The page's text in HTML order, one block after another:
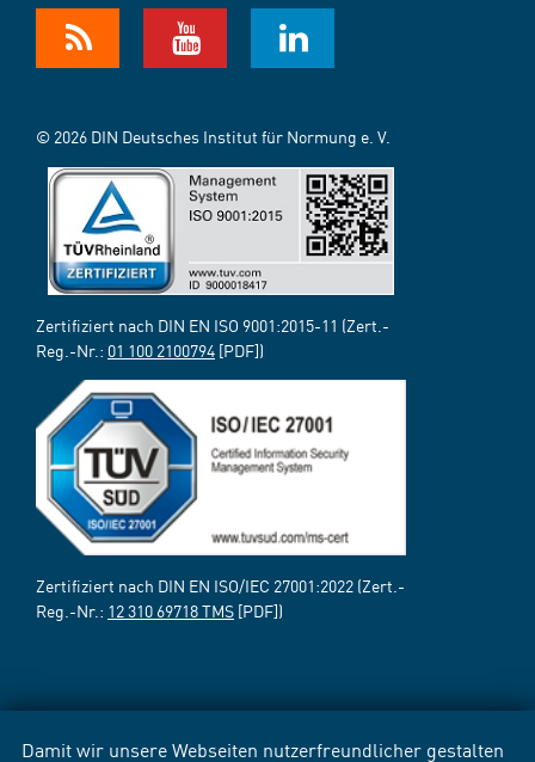
Damit wir unsere Webseiten nutzerfreundlicher gestalten
© 2026 DIN Deutsches Institut für Normung e. V.
Zertifiziert nach DIN EN ISO 9001:2015-11 (Zert.-
Reg.-Nr.: 01 100 2100794 [PDF])
Zertifiziert nach DIN EN ISO/IEC 27001:2022 (Zert.-
Reg.-Nr.: 12 310 69718 TMS [PDF])